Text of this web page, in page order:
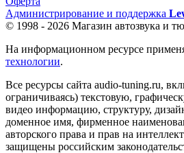
Администрирование и поддержка
© 1998 - 2026 Магазин автозвука и
На информационном ресурсе
технологии.
Все ресурсы сайта audio-tuning.ru,
ограничиваясь) текстовую,
видео информацию, структуру,
доменное имя, фирменное
авторского права и прав на
защищены российским